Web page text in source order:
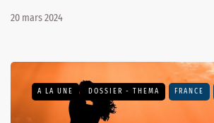
20 mars 2024
A LA UNE DOSSIER - THEMA FRANCE